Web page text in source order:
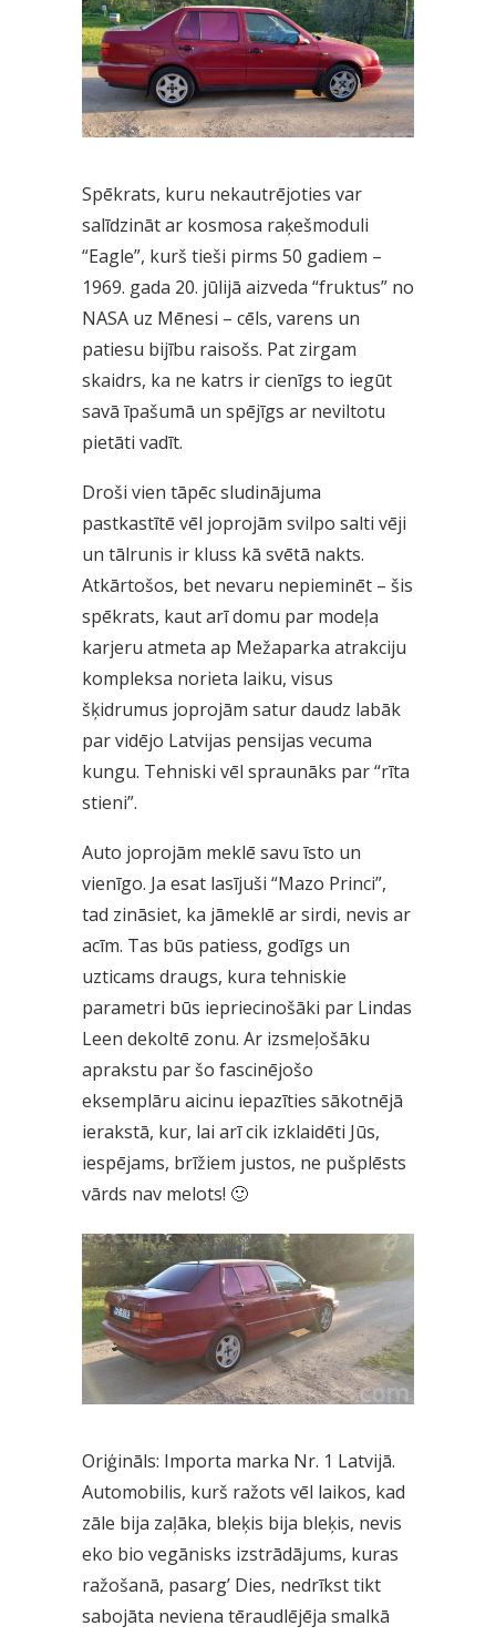
Spēkrats, kuru nekautrējoties var
salīdzināt ar kosmosa raķešmoduli
“Eagle”, kurš tieši pirms 50 gadiem –
1969. gada 20. jūlijā aizveda “fruktus” no
NASA uz Mēnesi – cēls, varens un
patiesu bijību raisošs. Pat zirgam
skaidrs, ka ne katrs ir cienīgs to iegūt
savā īpašumā un spējīgs ar neviltotu
pietāti vadīt.
Droši vien tāpēc sludinājuma
pastkastītē vēl joprojām svilpo salti vēji
un tālrunis ir kluss kā svētā nakts.
Atkārtošos, bet nevaru nepieminēt – šis
spēkrats, kaut arī domu par modeļa
karjeru atmeta ap Mežaparka atrakciju
kompleksa norieta laiku, visus
šķidrumus joprojām satur daudz labāk
par vidējo Latvijas pensijas vecuma
kungu. Tehniski vēl spraunāks par “rīta
stieni”.
Auto joprojām meklē savu īsto un
vienīgo. Ja esat lasījuši “Mazo Princi”,
tad zināsiet, ka jāmeklē ar sirdi, nevis ar
acīm. Tas būs patiess, godīgs un
uzticams draugs, kura tehniskie
parametri būs iepriecinošāki par Lindas
Leen dekoltē zonu. Ar izsmeļošāku
aprakstu par šo fascinējošo
eksemplāru aicinu iepazīties sākotnējā
ierakstā, kur, lai arī cik izklaidēti Jūs,
iespējams, brīžiem justos, ne pušplēsts
vārds nav melots! 🙂
Oriģināls: Importa marka Nr. 1 Latvijā.
Automobilis, kurš ražots vēl laikos, kad
zāle bija zaļāka, bleķis bija bleķis, nevis
eko bio vegānisks izstrādājums, kuras
ražošanā, pasarg’ Dies, nedrīkst tikt
sabojāta neviena tēraudlējēja smalkā